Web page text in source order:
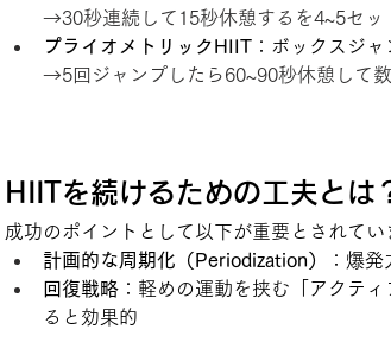
→30秒連続して15秒休憩するを4~5セッ
プライオメトリックHIIT ：ボックスジ
→5回ジャンプしたら60~90秒休憩して
HIITを続けるための工夫とは
成功のポイントとして以下が重要とされてい
計画的な周期化（Periodization）
：爆
回復戦略 ：軽めの運動を挟む「アクテ
ると効果的